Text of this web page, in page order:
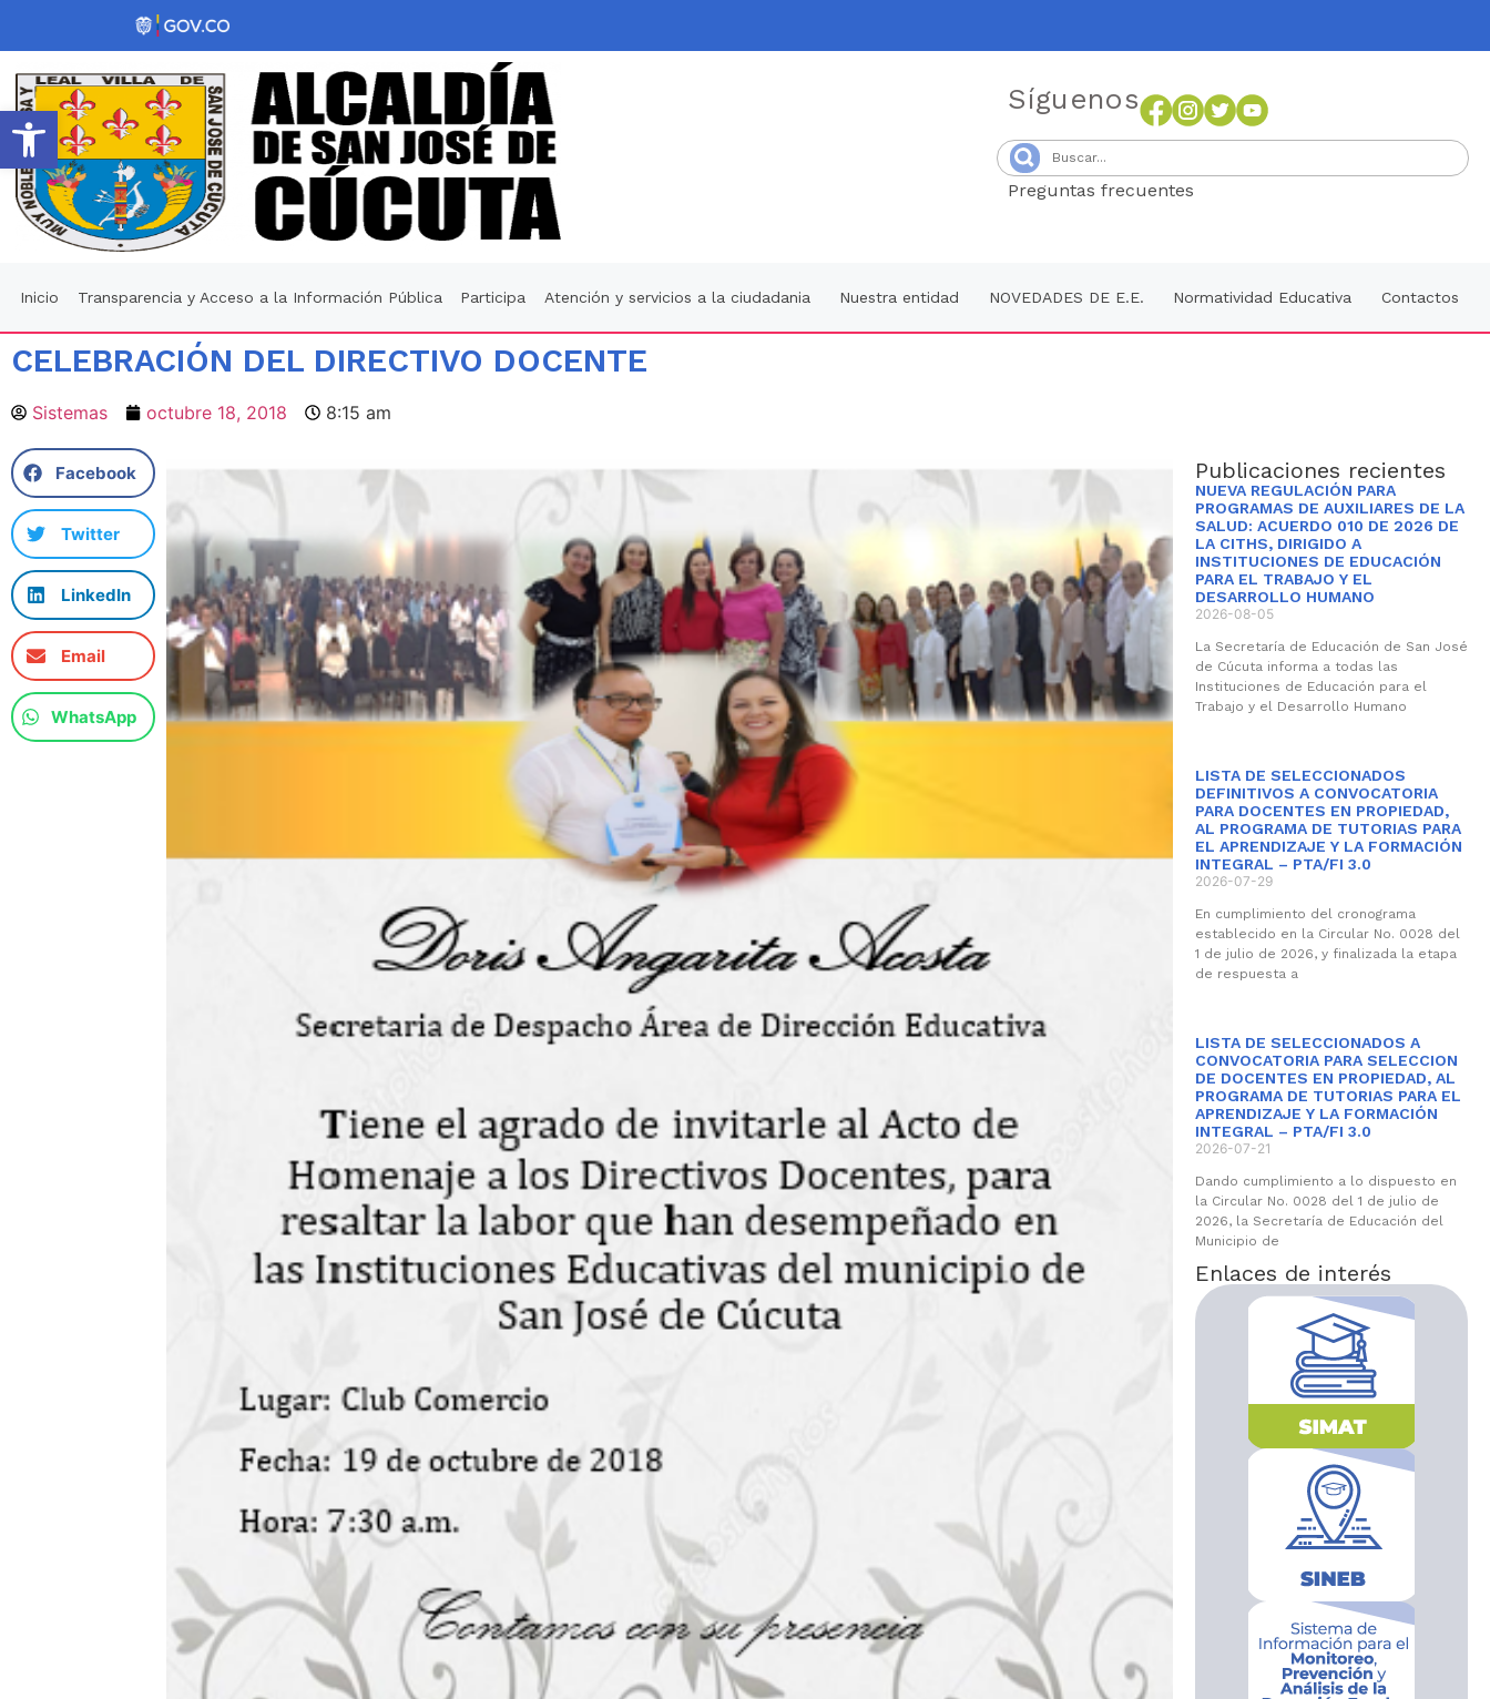
Abrir barra de herramientas
Síguenos
Preguntas frecuentes
Inicio Transparencia y Acceso a la Información Pública Participa Atención y servicios a la ciudadania Nuestra entidad NOVEDADES DE E.E. Normatividad Educativa Contactos
CELEBRACIÓN DEL DIRECTIVO DOCENTE
Sistemas octubre 18, 2018 8:15 am
Facebook
Twitter
LinkedIn
Email
WhatsApp
Publicaciones recientes
NUEVA REGULACIÓN PARA
PROGRAMAS DE AUXILIARES DE LA
SALUD: ACUERDO 010 DE 2026 DE
LA CITHS, DIRIGIDO A
INSTITUCIONES DE EDUCACIÓN
PARA EL TRABAJO Y EL
DESARROLLO HUMANO
2026-08-05
La Secretaría de Educación de San José
de Cúcuta informa a todas las
Instituciones de Educación para el
Trabajo y el Desarrollo Humano
LISTA DE SELECCIONADOS
DEFINITIVOS A CONVOCATORIA
PARA DOCENTES EN PROPIEDAD,
AL PROGRAMA DE TUTORIAS PARA
EL APRENDIZAJE Y LA FORMACIÓN
INTEGRAL – PTA/FI 3.0
2026-07-29
En cumplimiento del cronograma
establecido en la Circular No. 0028 del
1 de julio de 2026, y finalizada la etapa
de respuesta a
LISTA DE SELECCIONADOS A
CONVOCATORIA PARA SELECCION
DE DOCENTES EN PROPIEDAD, AL
PROGRAMA DE TUTORIAS PARA EL
APRENDIZAJE Y LA FORMACIÓN
INTEGRAL – PTA/FI 3.0
2026-07-21
Dando cumplimiento a lo dispuesto en
la Circular No. 0028 del 1 de julio de
2026, la Secretaría de Educación del
Municipio de
Enlaces de interés